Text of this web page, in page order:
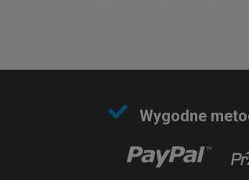
Wygodne